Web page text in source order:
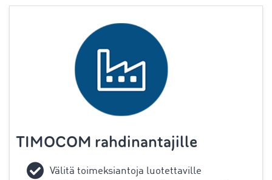
TIMOCOM rahdinantajille
Välitä toimeksiantoja luotettaville